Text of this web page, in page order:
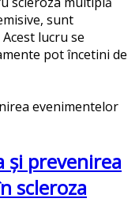
sunt
lucru se
pot încetini de
și prevenirea
scleroza